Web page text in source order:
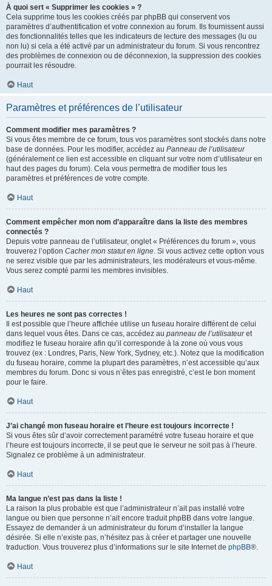
À quoi sert « Supprimer les cookies » ?
Cela supprime tous les cookies créés par phpBB qui conservent vos
paramètres d’authentification et votre connexion au forum. Ils fournissent aussi
des fonctionnalités telles que les indicateurs de lecture des messages (lu ou
non lu) si cela a été activé par un administrateur du forum. Si vous rencontrez
des problèmes de connexion ou de déconnexion, la suppression des cookies
pourrait les résoudre.
Haut
Paramètres et préférences de l’utilisateur
Comment modifier mes paramètres ?
Si vous êtes membre de ce forum, tous vos paramètres sont stockés dans notre
base de données. Pour les modifier, accédez au Panneau de l’utilisateur
(généralement ce lien est accessible en cliquant sur votre nom d’utilisateur en
haut des pages du forum). Cela vous permettra de modifier tous les
paramètres et préférences de votre compte.
Haut
Comment empêcher mon nom d’apparaître dans la liste des membres
connectés ?
Depuis votre panneau de l’utilisateur, onglet « Préférences du forum », vous
trouverez l’option Cacher mon statut en ligne. Si vous activez cette option vous
ne serez visible que par les administrateurs, les modérateurs et vous-même.
Vous serez compté parmi les membres invisibles.
Haut
Les heures ne sont pas correctes !
Il est possible que l’heure affichée utilise un fuseau horaire différent de celui
dans lequel vous êtes. Dans ce cas, accédez au panneau de l’utilisateuret
modifiez le fuseau horaire afin qu’il corresponde à la zone où vous vous
trouvez (ex : Londres, Paris, New York, Sydney, etc.). Notez que la modification
du fuseau horaire, comme la plupart des paramètres, n’est accessible qu’aux
membres du forum. Donc si vous n’êtes pas enregistré, c’est le bon moment
pour le faire.
Haut
J’ai changé mon fuseau horaire et l’heure est toujours incorrecte !
Si vous êtes sûr d’avoir correctement paramétré votre fuseau horaire et que
l’heure est toujours incorrecte, il se peut que le serveur ne soit pas à l’heure.
Signalez ce problème à un administrateur.
Haut
Ma langue n’est pas dans la liste !
La raison la plus probable est que l’administrateur n’ait pas installé votre
langue ou bien que personne n’ait encore traduit phpBB dans votre langue.
Essayez de demander à un administrateur du forum d’installer la langue
désirée. Si elle n’existe pas, n’hésitez pas à créer et partager une nouvelle
traduction. Vous trouverez plus d’informations sur le site Internet de phpBB®.
Haut